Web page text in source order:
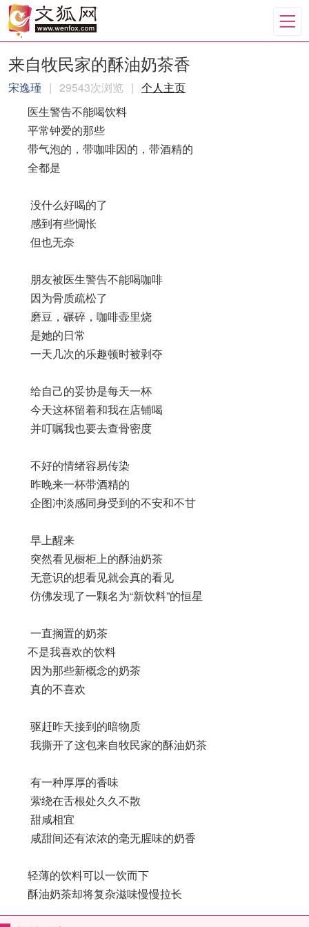
来自牧民家的酥油奶茶香
宋逸瑾 | 29543次浏览 | 个人主页
医生警告不能喝饮料
平常钟爱的那些
带气泡的，带咖啡因的，带酒精的
全都是
没什么好喝的了
感到有些惆怅
但也无奈
朋友被医生警告不能喝咖啡
因为骨质疏松了
磨豆，碾碎，咖啡壶里烧
是她的日常
一天几次的乐趣顿时被剥夺
给自己的妥协是每天一杯
今天这杯留着和我在店铺喝
并叮嘱我也要去查骨密度
不好的情绪容易传染
昨晚来一杯带酒精的
企图冲淡感同身受到的不安和不甘
早上醒来
突然看见橱柜上的酥油奶茶
无意识的想看见就会真的看见
仿佛发现了一颗名为“新饮料”的恒星
一直搁置的奶茶
不是我喜欢的饮料
因为那些新概念的奶茶
真的不喜欢
驱赶昨天接到的暗物质
我撕开了这包来自牧民家的酥油奶茶
有一种厚厚的香味
萦绕在舌根处久久不散
甜咸相宜
咸甜间还有浓浓的毫无腥味的奶香
轻薄的饮料可以一饮而下
酥油奶茶却将复杂滋味慢慢拉长